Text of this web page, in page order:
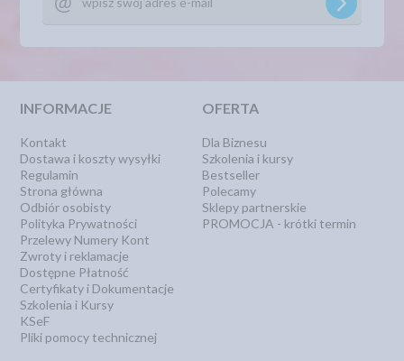
INFORMACJE
Kontakt
Dostawa i koszty wysyłki
Regulamin
Strona główna
Odbiór osobisty
Polityka Prywatności
Przelewy Numery Kont
Zwroty i reklamacje
Dostępne Płatność
Certyfikaty i Dokumentacje
Szkolenia i Kursy
KSeF
Pliki pomocy technicznej
OFERTA
Dla Biznesu
Szkolenia i kursy
Bestseller
Polecamy
Sklepy partnerskie
PROMOCJA - krótki termin